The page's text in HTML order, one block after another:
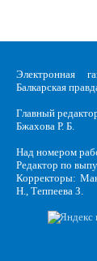
Электронная
Балкарская
Главный
Бжахова Р. Б.
Над номером
Редактор по
Корректоры:
Н., Теппеева З.